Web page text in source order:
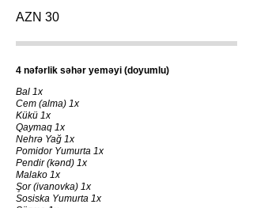
AZN 30
4 nəfərlik səhər yeməyi (doyumlu)
Bal 1x
Cem (alma) 1x
Kükü 1x
Qaymaq 1x
Nehrə Yağ 1x
Pomidor Yumurta 1x
Pendir (kənd) 1x
Malako 1x
Şor (ivanovka) 1x
Sosiska Yumurta 1x